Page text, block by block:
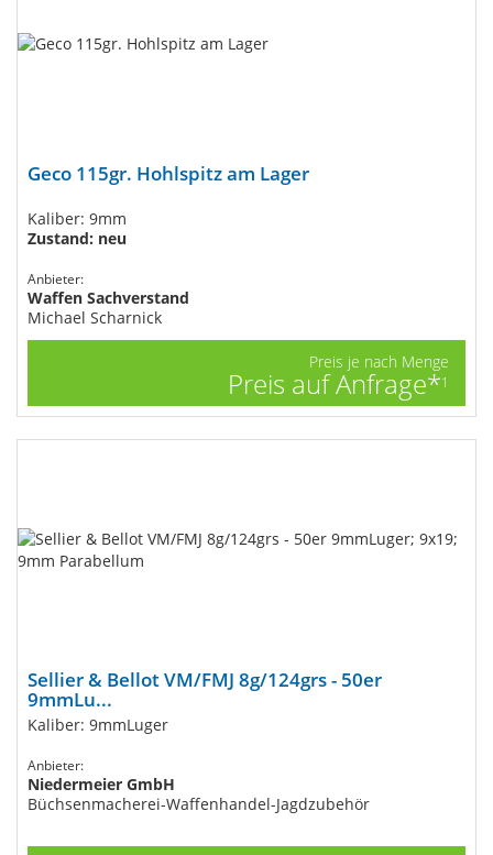
Geco 115gr. Hohlspitz am Lager
Kaliber: 9mm
Zustand: neu
Anbieter:
Waffen Sachverstand
Michael Scharnick
Preis je nach Menge
Preis auf Anfrage*1
Sellier & Bellot VM/FMJ 8g/124grs - 50er
9mmLu...
Kaliber: 9mmLuger
Anbieter:
Niedermeier GmbH
Büchsenmacherei-Waffenhandel-Jagdzubehör